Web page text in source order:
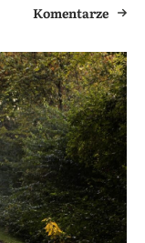
Komentarze